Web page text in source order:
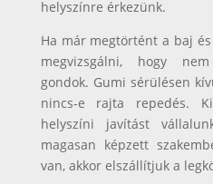
helyszínre érkezünk.
Ha már megtörtént a baj
megvizsgálni, hogy
gondok. Gumi sérülésen
nincs-e rajta repedés.
helyszíni javítást
magasan képzett
van, akkor elszállítjuk a